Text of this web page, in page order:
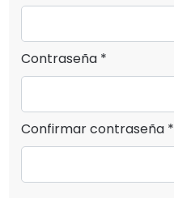
Contraseña *
Confirmar contraseña *